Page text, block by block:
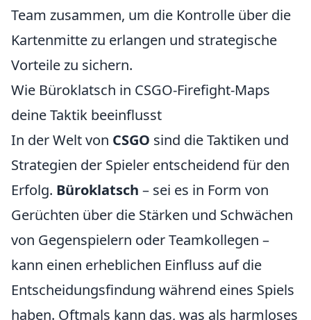
Team zusammen, um die Kontrolle über die
Kartenmitte zu erlangen und strategische
Vorteile zu sichern.
Wie Büroklatsch in CSGO-Firefight-Maps
deine Taktik beeinflusst
In der Welt von CSGO sind die Taktiken und
Strategien der Spieler entscheidend für den
Erfolg. Büroklatsch – sei es in Form von
Gerüchten über die Stärken und Schwächen
von Gegenspielern oder Teamkollegen –
kann einen erheblichen Einfluss auf die
Entscheidungsfindung während eines Spiels
haben. Oftmals kann das, was als harmloses